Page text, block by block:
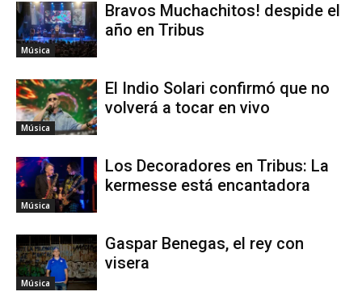
Música
Bravos Muchachitos! despide el
año en Tribus
Música
El Indio Solari confirmó que no
volverá a tocar en vivo
Música
Los Decoradores en Tribus: La
kermesse está encantadora
Música
Gaspar Benegas, el rey con
visera